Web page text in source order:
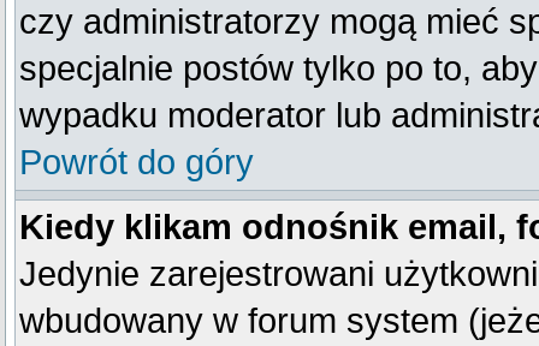
czy administratorzy mogą mieć
specjalnie postów tylko po to,
wypadku moderator lub
Powrót do góry
Kiedy klikam odnośnik email,
Jedynie zarejestrowani
wbudowany w forum system